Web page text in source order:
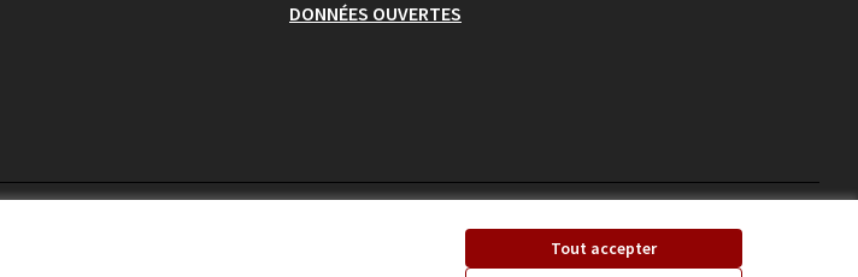
Tout accepter
DONNÉES OUVERTES
(Lien externe)(Lien externe)